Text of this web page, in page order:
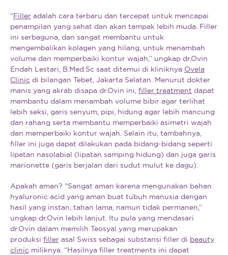
“Filler adalah cara terbaru dan tercepat untuk mencapai
penampilan yang sehat dan akan tampak lebih muda. Filler
ini serbaguna, dan sangat membantu untuk
mengembalikan kolagen yang hilang, untuk menambah
volume dan memperbaiki kontur wajah,” ungkap dr.Ovin
Endah Lestari, B.Med.Sc saat ditemui di kliniknya Ovela
Clinic di bilangan Tebet, Jakarta Selatan. Menurut dokter
manis yang akrab disapa dr.Ovin ini, filler treatment dapat
membantu dalam menambah volume bibir agar terlihat
lebih seksi, garis senyum, pipi, hidung agar lebih mancung
dan rahang serta membantu memperbaiki asimetri wajah
dan memperbaiki kontur wajah. Selain itu, tambahnya,
filler ini juga dapat dilakukan pada bidang-bidang seperti
lipatan nasolabial (lipatan samping hidung) dan juga garis
marionette (garis berjalan dari sudut mulut ke dagu).
Apakah aman? “Sangat aman karena mengunakan bahan
hyaluronic acid yang aman buat tubuh manusia dengan
hasil yang instan, tahan lama, namun tidak permanen,”
ungkap dr.Ovin lebih lanjut. Itu pula yang mendasari
dr.Ovin dalam memilih Teosyal yang merupakan
produksi filler asal Swiss sebagai substansi filler di beauty
clinic miliknya. “Hasilnya filler treatments ini dapat